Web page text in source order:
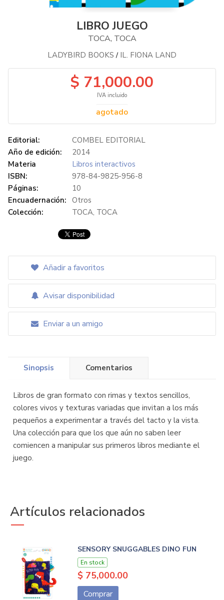
LIBRO JUEGO
TOCA, TOCA
LADYBIRD BOOKS / IL. FIONA LAND
$ 71,000.00
IVA incluido
agotado
Editorial:
COMBEL EDITORIAL
Año de edición:
2014
Materia
Libros interactivos
ISBN:
978-84-9825-956-8
Páginas:
10
Encuadernación: Otros
Colección:
TOCA, TOCA
Añadir a favoritos
Avisar disponibilidad
Enviar a un amigo
Sinopsis Comentarios
Libros de gran formato con rimas y textos sencillos,
colores vivos y texturas variadas que invitan a los más
pequeños a experimentar a través del tacto y la vista.
Una colección para que los que aún no saben leer
comiencen a manipular sus primeros libros mediante el
juego.
Artículos relacionados
SENSORY SNUGGABLES DINO FUN
En stock
$ 75,000.00
Comprar